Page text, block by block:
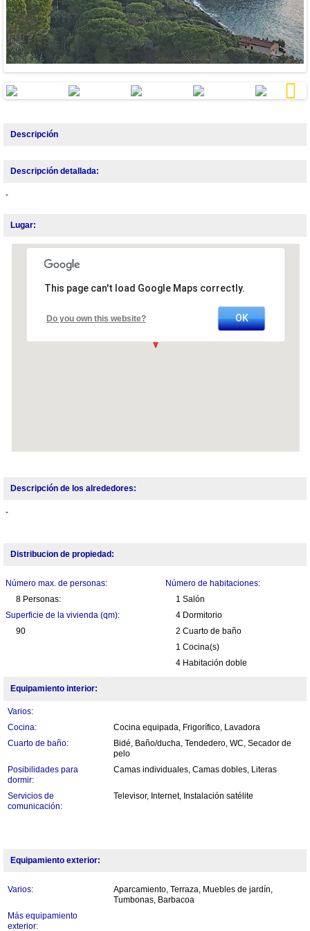
Descripción
Descripción detallada:
-
Lugar:
This page can't load Google Maps correctly.
Do you own this website? OK
Descripción de los alrededores:
-
Distribucion de propiedad:
Número max. de personas:
8 Personas:
Superficie de la vivienda (qm):
90
Número de habitaciones:
1 Salón
4 Dormitorio
2 Cuarto de baño
1 Cocina(s)
4 Habitación doble
Equipamiento interior:
Varios:
Cocina:
Cocina equipada, Frigorífico, Lavadora
Cuarto de baño:
Bidé, Baño/ducha, Tendedero, WC, Secador de
pelo
Posibilidades para
dormir:
Camas individuales, Camas dobles, Literas
Servicios de
comunicación:
Televisor, Internet, Instalación satélite
Equipamiento exterior:
Varios:
Aparcamiento, Terraza, Muebles de jardín,
Tumbonas, Barbacoa
Más equipamiento
exterior: